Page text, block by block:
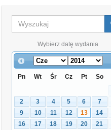
Wybierz datę wydania
Pn Wt Śr Cz Pt So
2
3 4 5 6 7
9
10 11 12 13 14
16
17 18 19 20 21